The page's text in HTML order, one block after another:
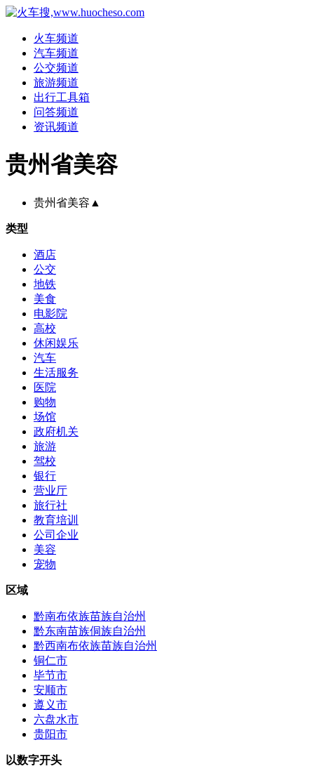
火车频道
汽车频道
公交频道
旅游频道
出行工具箱
问答频道
资讯频道
贵州省美容
贵州省美容 ▲
类型
酒店
公交
地铁
美食
电影院
高校
休闲娱乐
汽车
生活服务
医院
购物
场馆
政府机关
旅游
驾校
银行
营业厅
旅行社
教育培训
公司企业
美容
宠物
区域
黔南布依族苗族自治州
黔东南苗族侗族自治州
黔西南布依族苗族自治州
铜仁市
毕节市
安顺市
遵义市
六盘水市
贵阳市
以数字开头